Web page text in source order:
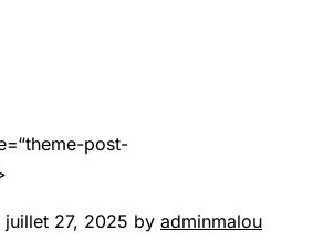
post-
juillet 27, 2025 by adminmalou